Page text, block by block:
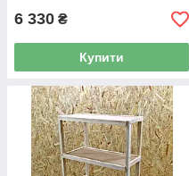
6 330 ₴
Купити